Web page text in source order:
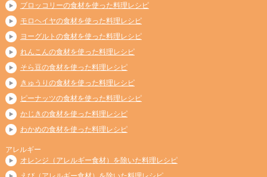
ブロッコリーの食材を使った料理レシピ
モロヘイヤの食材を使った料理レシピ
ヨーグルトの食材を使った料理レシピ
れんこんの食材を使った料理レシピ
そら豆の食材を使った料理レシピ
きゅうりの食材を使った料理レシピ
ピーナッツの食材を使った料理レシピ
かじきの食材を使った料理レシピ
わかめの食材を使った料理レシピ
アレルギー
オレンジ（アレルギー食材）を除いた料理レシピ